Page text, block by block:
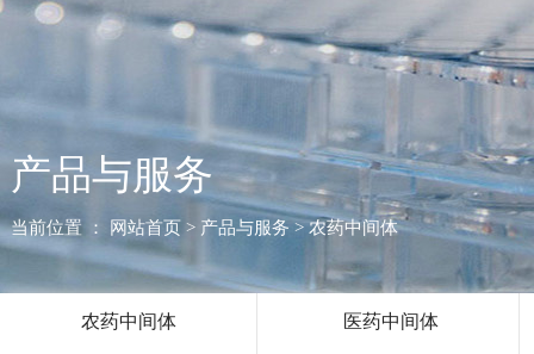
产品与服务
当前位置 ： 网站首页> 产品与服务 > 农药中间体
农药中间体 医药中间体